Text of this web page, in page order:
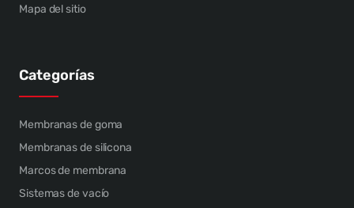
Mapa del sitio
Categorías
Membranas de goma
Membranas de silicona
Marcos de membrana
Sistemas de vacío